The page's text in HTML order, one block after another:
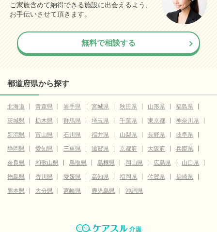
ご家族含めて納得できる施設に出会えるよう、
お手伝いさせて頂きます。
無料で相談する
都道府県から探す
北海道 青森県 岩手県 宮城県 秋田県 山形県
福島県
茨城県
栃木県 群馬県 埼玉県 千葉県 東京都
神奈川県
新潟県
富山県 石川県 福井県 山梨県 長野県
岐阜県
静岡県
愛知県 三重県 滋賀県 京都府 大阪府
兵庫県
奈良県
和歌山県 鳥取県 島根県 岡山県 広島県
山口県
徳島県
香川県 愛媛県 高知県 福岡県 佐賀県
長崎県
熊本県
大分県 宮崎県 鹿児島県 沖縄県